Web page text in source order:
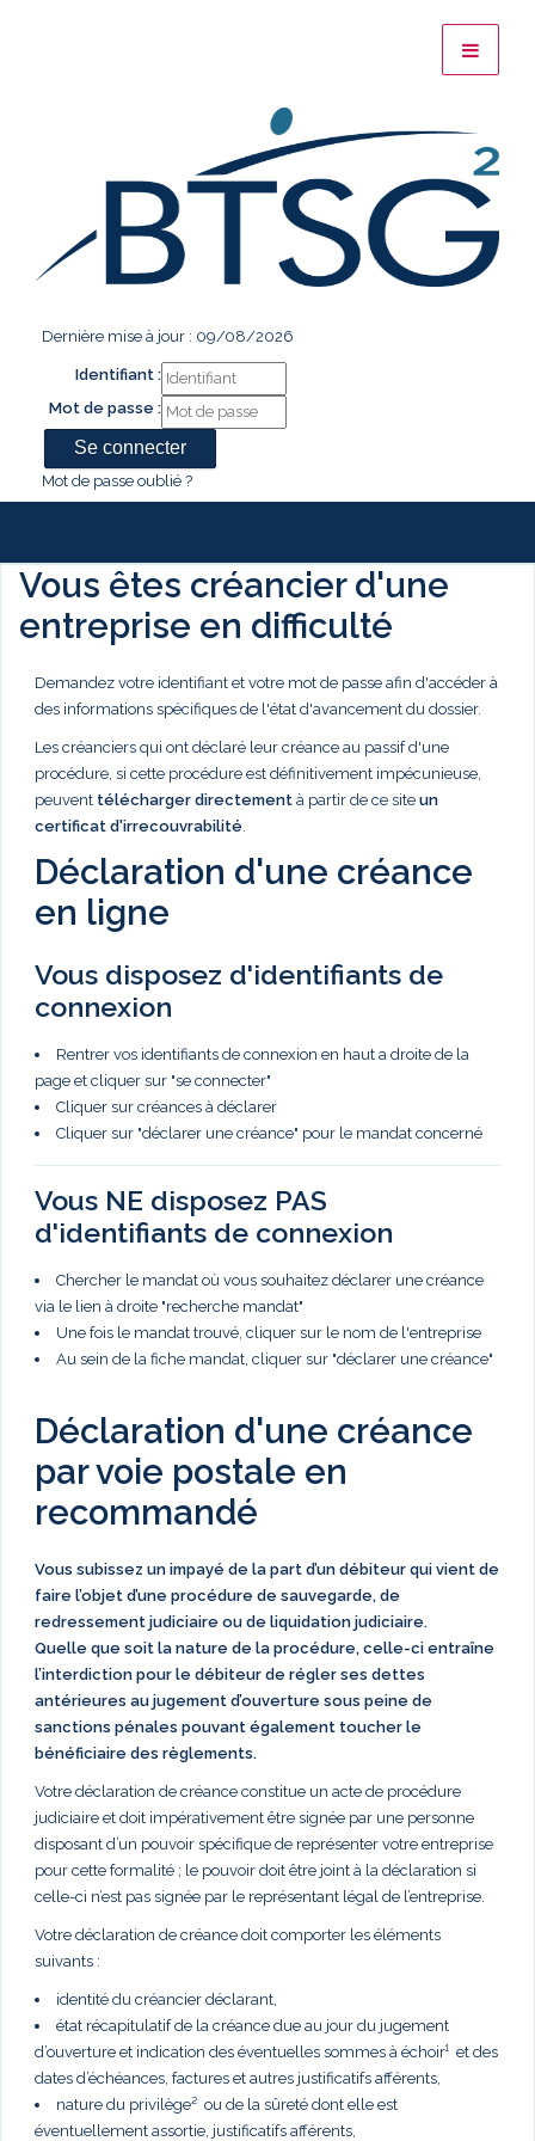
Dernière mise à jour : 09/08/2026
Identifiant :
Mot de passe :
Mot de passe oublié ?
Vous êtes créancier d'une
entreprise en difficulté
Demandez votre identifiant et votre mot de passe afin d'accéder à
des informations spécifiques de l'état d'avancement du dossier.
Les créanciers qui ont déclaré leur créance au passif d'une
procédure, si cette procédure est définitivement impécunieuse,
peuvent télécharger directement à partir de ce site un
certificat d'irrecouvrabilité.
Déclaration d'une créance
en ligne
Vous disposez d'identifiants de
connexion
Rentrer vos identifiants de connexion en haut a droite de la
page et cliquer sur "se connecter"
Cliquer sur créances à déclarer
Cliquer sur "déclarer une créance" pour le mandat concerné
Vous NE disposez PAS
d'identifiants de connexion
Chercher le mandat où vous souhaitez déclarer une créance
via le lien à droite "recherche mandat"
Une fois le mandat trouvé, cliquer sur le nom de l'entreprise
Au sein de la fiche mandat, cliquer sur "déclarer une créance"
Déclaration d'une créance
par voie postale en
recommandé
Vous subissez un impayé de la part d’un débiteur qui vient de
faire l’objet d’une procédure de sauvegarde, de
redressement judiciaire ou de liquidation judiciaire.
Quelle que soit la nature de la procédure, celle-ci entraîne
l’interdiction pour le débiteur de régler ses dettes
antérieures au jugement d’ouverture sous peine de
sanctions pénales pouvant également toucher le
bénéficiaire des règlements.
Votre déclaration de créance constitue un acte de procédure
judiciaire et doit impérativement être signée par une personne
disposant d’un pouvoir spécifique de représenter votre entreprise
pour cette formalité ; le pouvoir doit être joint à la déclaration si
celle-ci n’est pas signée par le représentant légal de l’entreprise.
Votre déclaration de créance doit comporter les éléments
suivants :
identité du créancier déclarant,
état récapitulatif de la créance due au jour du jugement
d’ouverture et indication des éventuelles sommes à échoir¹ et des
dates d’échéances, factures et autres justificatifs afférents,
nature du privilège² ou de la sûreté dont elle est
éventuellement assortie, justificatifs afférents,